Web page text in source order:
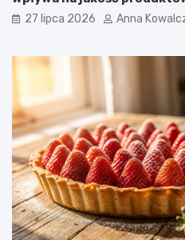
27 lipca 2026 Anna